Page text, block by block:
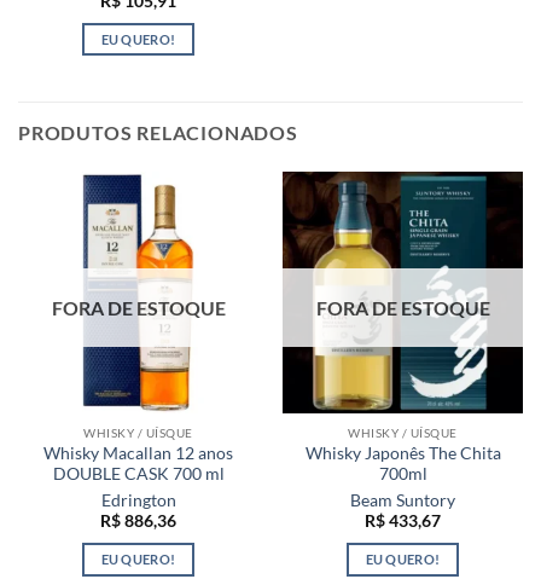
EU QUERO!
PRODUTOS RELACIONADOS
FORA DE ESTOQUE
WHISKY / UÍSQUE
Whisky Macallan 12 anos
DOUBLE CASK 700 ml
Edrington
R$886,36
EU QUERO!
FORA DE ESTOQUE
WHISKY / UÍSQUE
Whisky Japonês The Chita
700ml
Beam Suntory
R$433,67
EU QUERO!